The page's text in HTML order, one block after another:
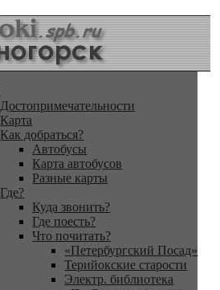
Достопримечательности
Карта
Как добраться?
Автобусы
Карта автобусов
Разные карты
Где?
Куда звонить?
Где поесть?
Что почитать?
«Петербургский Посад»
Терийокские старости
Электр. библиотека